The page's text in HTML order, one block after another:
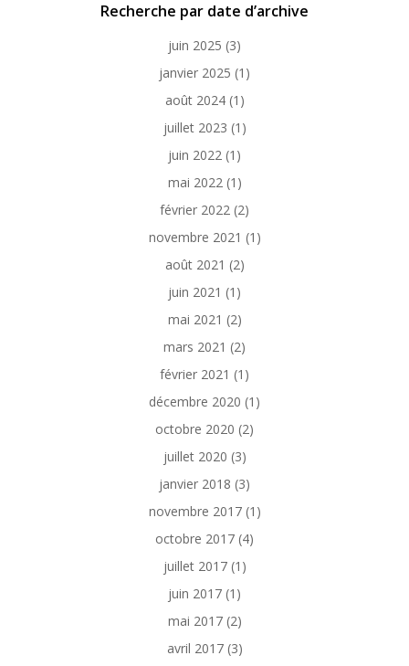
Recherche par date d’archive
juin 2025 (3)
janvier 2025 (1)
août 2024(1)
juillet 2023 (1)
juin 2022 (1)
mai 2022(1)
février 2022 (2)
novembre 2021 (1)
août 2021 (2)
juin 2021 (1)
mai 2021 (2)
mars 2021 (2)
février 2021 (1)
décembre 2020 (1)
octobre 2020 (2)
juillet 2020 (3)
janvier 2018 (3)
novembre 2017(1)
octobre 2017 (4)
juillet 2017(1)
juin 2017 (1)
mai 2017(2)
avril 2017(3)